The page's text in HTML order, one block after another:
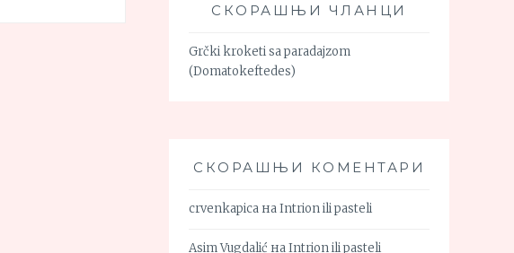
СКОРАШЊИ ЧЛАНЦИ
Grčki kroketi sa paradajzom
(Domatokeftedes)
СКОРАШЊИ КОМЕНТАРИ
crvenkapica наIntrion ili pasteli
Asim Vugdalić наIntrion ili pasteli